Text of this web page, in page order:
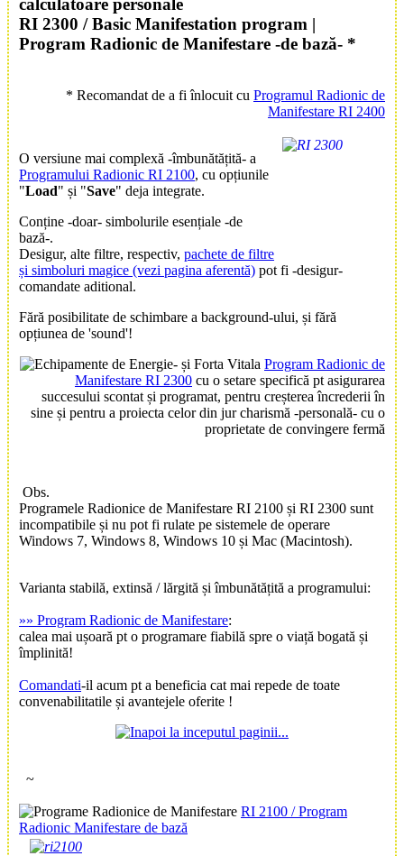
RI 2300 /Basic Manifestation program |
Program Radionic de Manifestare -de bază- *
* Recomandat de a fi înlocuit cu Programul Radionic de
Manifestare RI 2400
O versiune mai complexă -îmbunătățită- a
Programului Radionic RI 2100, cu opțiunile
"Load" și "Save" deja integrate.
Conține -doar- simbolurile esențiale -de
bază-.
Desigur, alte filtre, respectiv, pachete de filtre
și simboluri magice (vezi pagina aferentă) pot fi -desigur-
comandate aditional.
Fără posibilitate de schimbare a background-ului, și fără
opțiunea de 'sound'!
Program Radionic de
Manifestare RI 2300 cu o setare specifică pt asigurarea
succesului scontat și programat, pentru creșterea încrederii în
sine și pentru a proiecta celor din jur charismă -personală- cu o
proprietate de convingere fermă
Obs.
Programele Radionice de Manifestare RI 2100 și RI 2300 sunt
incompatibile și nu pot fi rulate pe sistemele de operare
Windows 7, Windows 8, Windows 10 și Mac (Macintosh).
Varianta stabilă, extinsă / lărgită și îmbunătățită a programului:
»» Program Radionic de Manifestare:
calea mai ușoară pt o programare fiabilă spre o viață bogată și
împlinită!
Comandati-il acum pt a beneficia cat mai repede de toate
convenabilitatile și avantejele oferite !
~
RI 2100 /Program
Radionic Manifestare de bază